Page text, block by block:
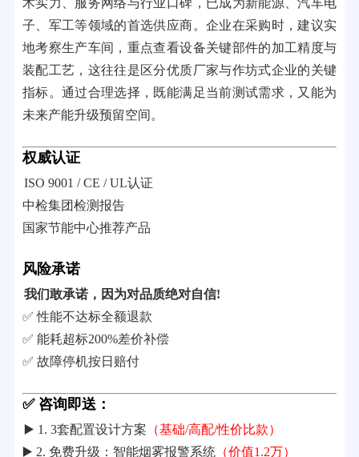
术实力、服务网络与行业口碑，已成为新能源、汽车电
子、军工等领域的首选供应商。企业在采购时，建议实
地考察生产车间，重点查看设备关键部件的加工精度与
装配工艺，这往往是区分优质厂家与作坊式企业的关键
指标。通过合理选择，既能满足当前测试需求，又能为
未来产能升级预留空间。
权威认证
ISO 9001 / CE / UL认证
中检集团检测报告
国家节能中心推荐产品
风险承诺
我们敢承诺，因为对品质绝对自信!
✅ 性能不达标全额退款
✅ 能耗超标200%差价补偿
✅ 故障停机按日赔付
✅ 咨询即送：
▶️ 1. 3套配置设计方案 （基础/高配/性价比款）
▶️ 2. 免费升级：智能烟雾报警系统（价值1.2万）